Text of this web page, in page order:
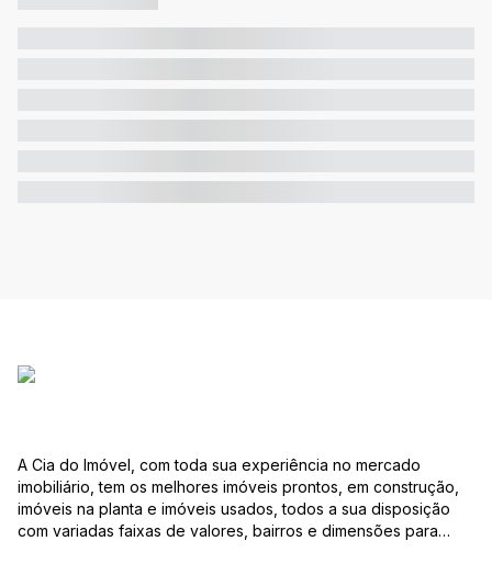
A Cia do Imóvel, com toda sua experiência no mercado
imobiliário, tem os melhores imóveis prontos, em construção,
imóveis na planta e imóveis usados, todos a sua disposição
com variadas faixas de valores, bairros e dimensões para